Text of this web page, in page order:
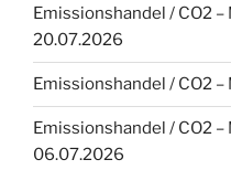
Emissionshandel / CO2
20.07.2026
Emissionshandel / CO2
Emissionshandel / CO2
06.07.2026